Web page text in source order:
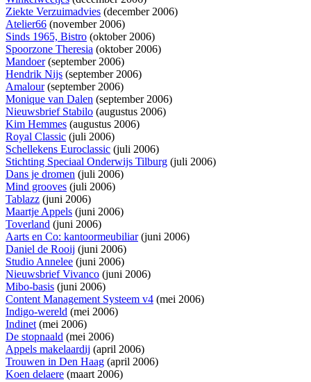
Ziekte Verzuimadvies (december 2006)
Atelier66 (november 2006)
Sinds 1965, Bistro (oktober 2006)
Spoorzone Theresia (oktober 2006)
Mandoer(september 2006)
Hendrik Nijs (september 2006)
Amalour(september 2006)
Monique van Dalen (september 2006)
Nieuwsbrief Stabilo (augustus 2006)
Kim Hemmes (augustus 2006)
Royal Classic (juli 2006)
Schellekens Euroclassic (juli 2006)
Stichting Speciaal Onderwijs Tilburg (juli 2006)
Dans je dromen (juli 2006)
Mind grooves (juli 2006)
Tablazz (juni 2006)
Maartje Appels (juni 2006)
Toverland (juni 2006)
Aarts en Co: kantoormeubiliar(juni 2006)
Daniel de Rooij (juni 2006)
Studio Annelee (juni 2006)
Nieuwsbrief Vivanco (juni 2006)
Mibo-basis (juni 2006)
Content Management Systeem v4 (mei 2006)
Indigo-wereld (mei 2006)
Indinet(mei 2006)
De stopnaald (mei 2006)
Appels makelaardij (april 2006)
Trouwen in Den Haag (april 2006)
Koen delaere (maart 2006)